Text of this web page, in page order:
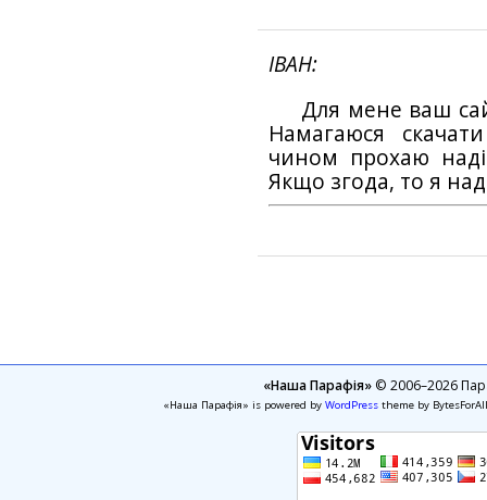
ІВАН
Для мене ваш
Намагаюся
чином прохаю
Якщо згода, то я
«Наша Парафія»© 2006–2026
«Наша Парафія» is powered by WordPresstheme by